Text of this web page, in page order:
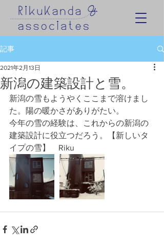
記事
新潟の建築設計と雪。
2021年2月13日
新潟の雪もようやくここまで溶けまし
た。陽の暖かさがありがたい。
今年の雪の経験は、これからの新潟の
建築設計に役立つだろう。【新しいタ
イプの雪】　Riku